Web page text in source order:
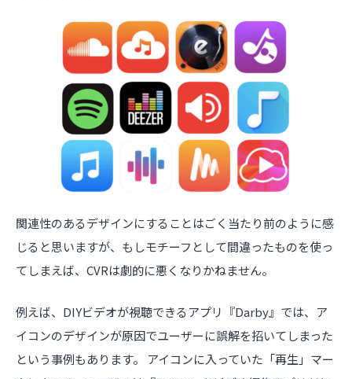
関連性のあるデザインにすることはごく当たり前のように感
じると思いますが、もしモチーフとして間違ったものを使っ
てしまえば、CVRは劇的に悪くなりかねません。
例えば、DIYビデオが視聴できるアプリ『Darby』では、ア
イコンのデザインが原因でユーザーに誤解を招いてしまった
という事例もあります。 アイコンに入っていた「再生」マー